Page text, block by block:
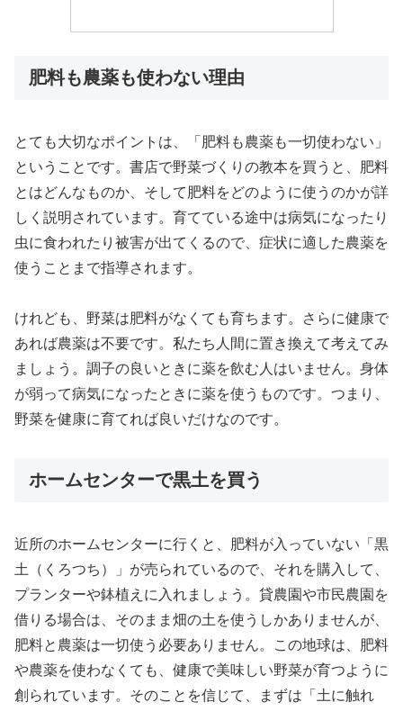
肥料も農薬も使わない理由
とても大切なポイントは、「肥料も農薬も一切使わない」
ということです。書店で野菜づくりの教本を買うと、肥料
とはどんなものか、そして肥料をどのように使うのかが詳
しく説明されています。育てている途中は病気になったり
虫に食われたり被害が出てくるので、症状に適した農薬を
使うことまで指導されます。
けれども、野菜は肥料がなくても育ちます。さらに健康で
あれば農薬は不要です。私たち人間に置き換えて考えてみ
ましょう。調子の良いときに薬を飲む人はいません。身体
が弱って病気になったときに薬を使うものです。つまり、
野菜を健康に育てれば良いだけなのです。
ホームセンターで黒土を買う
近所のホームセンターに行くと、肥料が入っていない「黒
土（くろつち）」が売られているので、それを購入して、
プランターや鉢植えに入れましょう。貸農園や市民農園を
借りる場合は、そのまま畑の土を使うしかありませんが、
肥料と農薬は一切使う必要ありません。この地球は、肥料
や農薬を使わなくても、健康で美味しい野菜が育つように
創られています。そのことを信じて、まずは「土に触れ